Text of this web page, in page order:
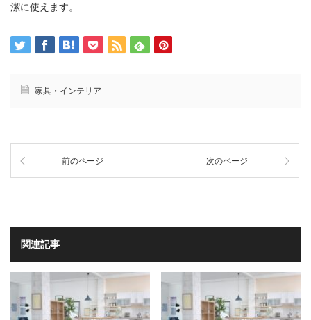
潔に使えます。
家具・インテリア
前のページ 次のページ
関連記事